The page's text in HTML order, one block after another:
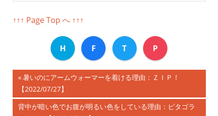
↑↑↑ Page Top へ ↑↑↑
H F T P
投
稿
前
の
記
事:
暑いのにアームウォーマーを着ける理由：ＺＩＰ！
【2022/07/27】
次
背中が暗い色でお腹が明るい色をしている理由：ピタゴラ